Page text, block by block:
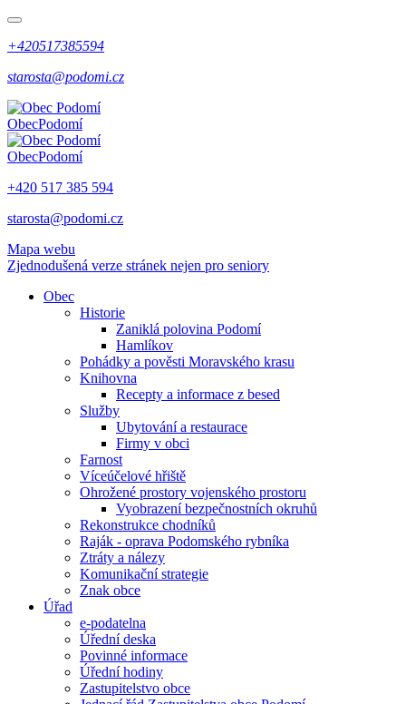
+420517385594
starosta@podomi.cz
ObecPodomí
ObecPodomí
+420 517 385 594
starosta@podomi.cz
Mapa webu
Zjednodušená verze stránek nejen pro seniory
Obec
Historie
Zaniklá polovina Podomí
Hamlíkov
Pohádky a pověsti Moravského krasu
Knihovna
Recepty a informace z besed
Služby
Ubytování a restaurace
Firmy v obci
Farnost
Víceúčelové hřiště
Ohrožené prostory vojenského prostoru
Vyobrazení bezpečnostních okruhů
Rekonstrukce chodníků
Raják - oprava Podomského rybníka
Ztráty a nálezy
Komunikační strategie
Znak obce
Úřad
e-podatelna
Úřední deska
Povinné informace
Úřední hodiny
Zastupitelstvo obce